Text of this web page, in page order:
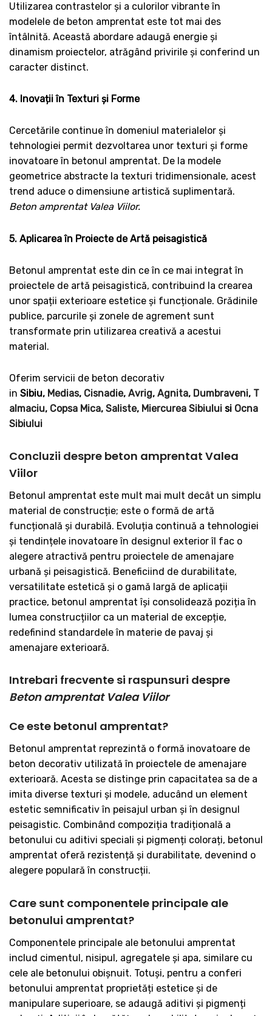
Utilizarea contrastelor și a culorilor vibrante în
modelele de beton amprentat este tot mai des
întâlnită. Această abordare adaugă energie și
dinamism proiectelor, atrăgând privirile și conferind un
caracter distinct.
4. Inovații în Texturi și Forme
Cercetările continue în domeniul materialelor și
tehnologiei permit dezvoltarea unor texturi și forme
inovatoare în betonul amprentat. De la modele
geometrice abstracte la texturi tridimensionale, acest
trend aduce o dimensiune artistică suplimentară.
Beton amprentat Valea Viilor.
5. Aplicarea în Proiecte de Artă peisagistică
Betonul amprentat este din ce în ce mai integrat în
proiectele de artă peisagistică, contribuind la crearea
unor spații exterioare estetice și funcționale. Grădinile
publice, parcurile și zonele de agrement sunt
transformate prin utilizarea creativă a acestui
material.
Oferim servicii de beton decorativ
in Sibiu, Medias, Cisnadie, Avrig, Agnita, Dumbraveni, T
almaciu, Copsa Mica, Saliste, Miercurea Sibiului si Ocna
Sibiului
Concluzii despre beton amprentat Valea
Viilor
Betonul amprentat este mult mai mult decât un simplu
material de construcție; este o formă de artă
funcțională și durabilă. Evoluția continuă a tehnologiei
și tendințele inovatoare în designul exterior îl fac o
alegere atractivă pentru proiectele de amenajare
urbană și peisagistică. Beneficiind de durabilitate,
versatilitate estetică și o gamă largă de aplicații
practice, betonul amprentat își consolidează poziția în
lumea construcțiilor ca un material de excepție,
redefinind standardele în materie de pavaj și
amenajare exterioară.
Intrebari frecvente si raspunsuri despre
Beton amprentat Valea Viilor
Ce este betonul amprentat?
Betonul amprentat reprezintă o formă inovatoare de
beton decorativ utilizată în proiectele de amenajare
exterioară. Acesta se distinge prin capacitatea sa de a
imita diverse texturi și modele, aducând un element
estetic semnificativ în peisajul urban și în designul
peisagistic. Combinând compoziția tradițională a
betonului cu aditivi speciali și pigmenți colorați, betonul
amprentat oferă rezistență și durabilitate, devenind o
alegere populară în construcții.
Care sunt componentele principale ale
betonului amprentat?
Componentele principale ale betonului amprentat
includ cimentul, nisipul, agregatele și apa, similare cu
cele ale betonului obișnuit. Totuși, pentru a conferi
betonului amprentat proprietăți estetice și de
manipulare superioare, se adaugă aditivi și pigmenți